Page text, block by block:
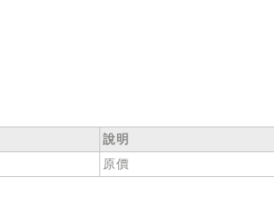
說明
原價